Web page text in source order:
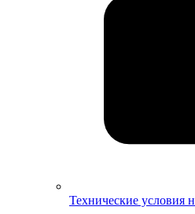
Технические условия